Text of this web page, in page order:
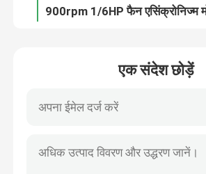
एक संदेश छोड़ें